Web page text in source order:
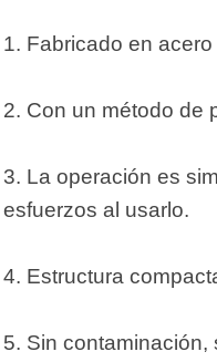
1. Fabricado en
2. Con un método de
3. La operación es
esfuerzos al usarlo.
4. Estructura
5. Sin